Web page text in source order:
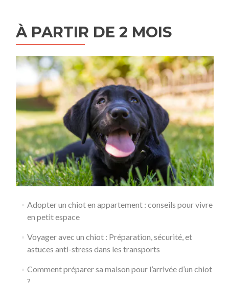
À PARTIR DE 2 MOIS
Adopter un chiot en appartement : conseils pour vivre
en petit espace
Voyager avec un chiot : Préparation, sécurité, et
astuces anti-stress dans les transports
Comment préparer sa maison pour l’arrivée d’un chiot